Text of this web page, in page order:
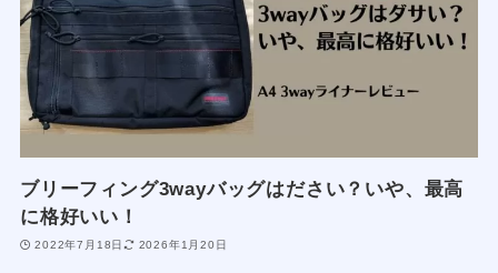
ブリーフィング3wayバッグはださい？いや、最高
に格好いい！
2022年7月18日 2026年1月20日